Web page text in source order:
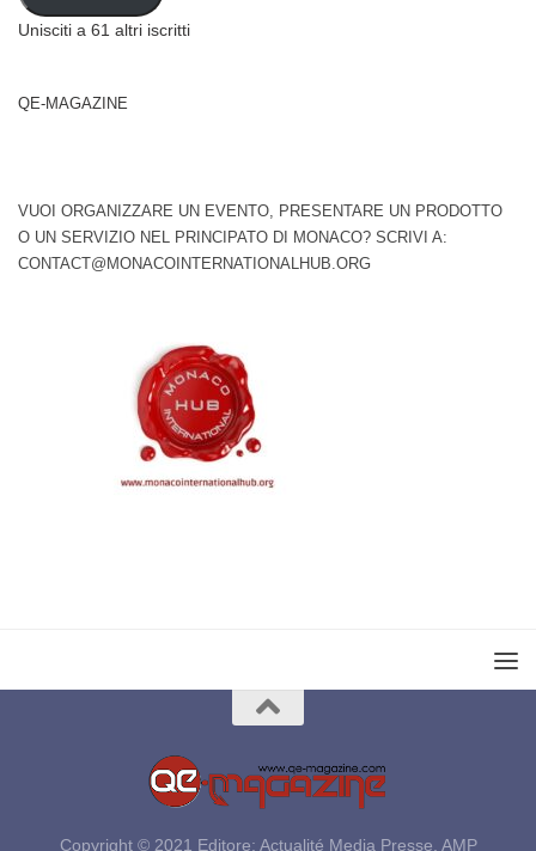
Unisciti a 61 altri iscritti
QE-MAGAZINE
VUOI ORGANIZZARE UN EVENTO, PRESENTARE UN PRODOTTO
O UN SERVIZIO NEL PRINCIPATO DI MONACO? SCRIVI A:
CONTACT@MONACOINTERNATIONALHUB.ORG
Copyright © 2021 Editore: Actualité Media Presse, AMP